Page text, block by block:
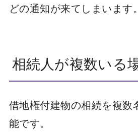
どの通知が来てしまいます。
相続人が複数いる
借地権付建物の相続を複数
能です。